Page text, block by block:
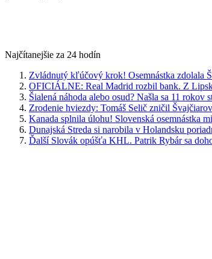
Najčítanejšie za 24 hodín
Zvládnutý kľúčový krok! Osemnástka zdolala
OFICIÁLNE: Real Madrid rozbil bank. Z
Šialená náhoda alebo osud? Našla sa 11 rokov
Zrodenie hviezdy: Tomáš Selič zničil
Kanada splnila úlohu! Slovenská osemnástka
Dunajská Streda si narobila v Holandsku
Ďalší Slovák opúšťa KHL. Patrik Rybár sa